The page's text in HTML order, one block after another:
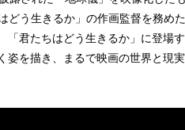
どう生きるか」の作画監督を務め
君たちはどう生きるか」に登場
姿を描き、まるで映画の世界と現